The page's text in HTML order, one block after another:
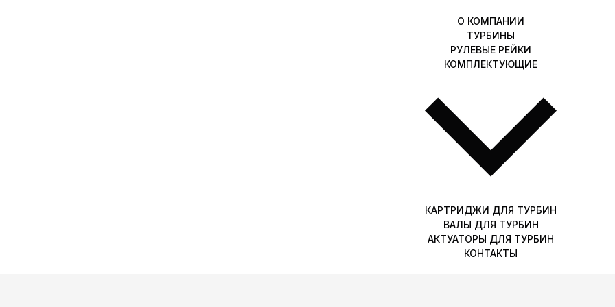
О КОМПАНИИ
ТУРБИНЫ
РУЛЕВЫЕ РЕЙКИ
КОМПЛЕКТУЮЩИЕ
КАРТРИДЖИ ДЛЯ ТУРБИН
ВАЛЫ ДЛЯ ТУРБИН
АКТУАТОРЫ ДЛЯ ТУРБИН
КОНТАКТЫ